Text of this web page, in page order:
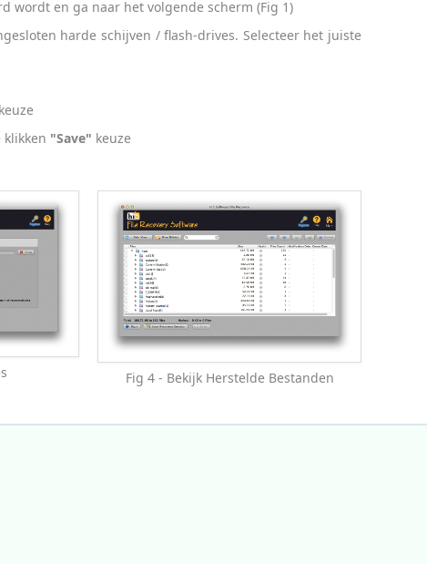
wordt en ga naar het volgende scherm (Fig 1)
harde schijven / flash-drives. Selecteer het juiste
keuze
klikken "Save" keuze
Fig 4 - Bekijk Herstelde Bestanden